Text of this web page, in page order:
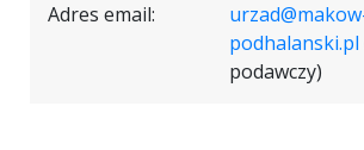
Adres email:
podhalanski.pl
podawczy)